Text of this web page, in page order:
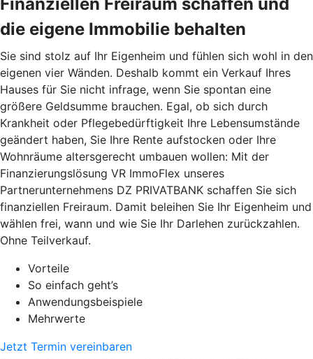
die eigene Immobilie behalten
Sie sind stolz auf Ihr Eigenheim und fühlen sich wohl in den
eigenen vier Wänden. Deshalb kommt ein Verkauf Ihres
Hauses für Sie nicht infrage, wenn Sie spontan eine
größere Geldsumme brauchen. Egal, ob sich durch
Krankheit oder Pflegebedürftigkeit Ihre Lebensumstände
geändert haben, Sie Ihre Rente aufstocken oder Ihre
Wohnräume altersgerecht umbauen wollen: Mit der
Finanzierungslösung VR ImmoFlex unseres
Partnerunternehmens DZ PRIVATBANK schaffen Sie sich
finanziellen Freiraum. Damit beleihen Sie Ihr Eigenheim und
wählen frei, wann und wie Sie Ihr Darlehen zurückzahlen.
Ohne Teilverkauf.
Vorteile
So einfach geht’s
Anwendungsbeispiele
Mehrwerte
Jetzt Termin vereinbaren